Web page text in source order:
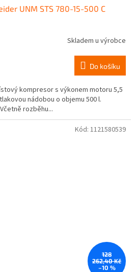
UNM STS 780-15-500 C
Skladem u výrobce
Do košíku
kompresor s výkonem motoru 5,5
nádobou o objemu 500 l.
rozběhu...
128
262,40 Kč
–10 %
Kód: 1121580539